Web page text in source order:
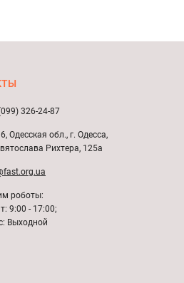
326-24-87
Одесская обл., г. Одесса,
Рихтера, 125а
роботы:
9:00 - 17:00;
Выходной